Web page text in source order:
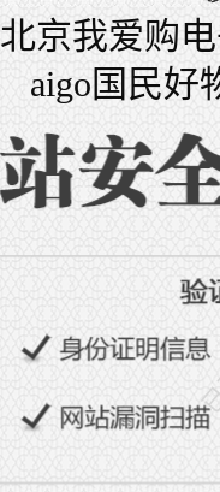
北京我爱购
aigo国民好